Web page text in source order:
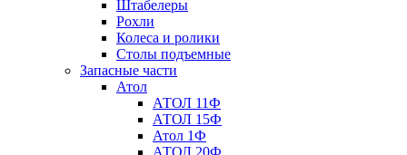
Штабелеры
Рохли
Колеса и ролики
Столы подъемные
Запасные части
Атол
АТОЛ 11Ф
АТОЛ 15Ф
Атол 1Ф
АТОЛ 20Ф